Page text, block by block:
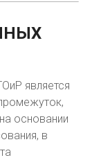
является
основании
в